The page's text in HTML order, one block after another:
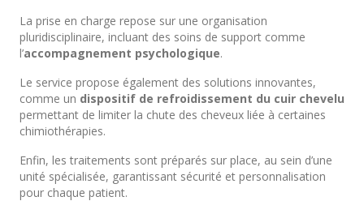
La prise en charge repose sur une organisation
pluridisciplinaire, incluant des soins de support comme
l’accompagnement psychologique.
Le service propose également des solutions innovantes,
comme un dispositif de refroidissement du cuir chevelu
permettant de limiter la chute des cheveux liée à certaines
chimiothérapies.
Enfin, les traitements sont préparés sur place, au sein d’une
unité spécialisée, garantissant sécurité et personnalisation
pour chaque patient.